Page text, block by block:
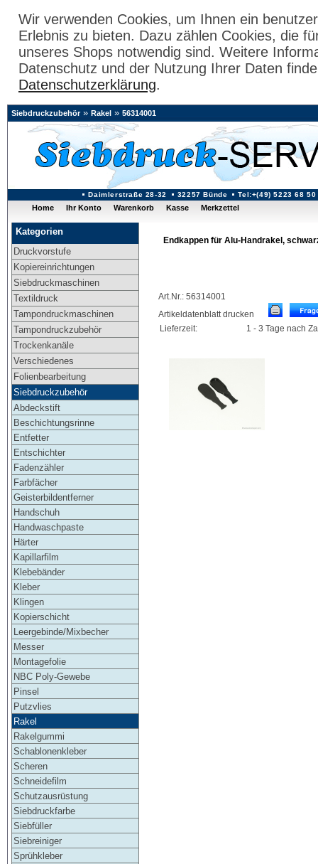
Wir verwenden Cookies, um Ihnen ein
Erlebnis zu bieten. Dazu zählen Cookies, die
unseres Shops notwendig sind. Weitere
Datenschutz und der Nutzung Ihrer Daten
Datenschutzerklärung.
Daimlerstraße 28-32 32257 Bünde Tel:+(49) 5223 68 50
Siebdruckzubehör» Rakel » 56314001
Home Ihr Konto Warenkorb Kasse Merkzettel
Kategorien
Druckvorstufe
Kopiereinrichtungen
Siebdruckmaschinen
Textildruck
Tampondruckmaschinen
Tampondruckzubehör
Trockenkanäle
Verschiedenes
Folienbearbeitung
Siebdruckzubehör
Abdeckstift
Beschichtungsrinne
Entfetter
Entschichter
Fadenzähler
Farbfächer
Geisterbildentferner
Handschuh
Handwaschpaste
Härter
Kapillarfilm
Klebebänder
Kleber
Klingen
Kopierschicht
Leergebinde/Mixbecher
Messer
Montagefolie
NBC Poly-Gewebe
Pinsel
Putzvlies
Rakel
Rakelgummi
Schablonenkleber
Scheren
Schneidefilm
Schutzausrüstung
Siebdruckfarbe
Siebfüller
Siebreiniger
Sprühkleber
Endkappen für Alu-Handrakel,
Art.Nr.: 56314001
Artikeldatenblatt drucken
Lieferzeit:
1 - 3 Tage nach